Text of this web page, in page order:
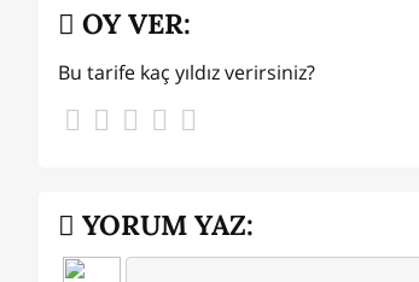
OY VER:
Bu tarife kaç yıldız verirsiniz?
YORUM YAZ: